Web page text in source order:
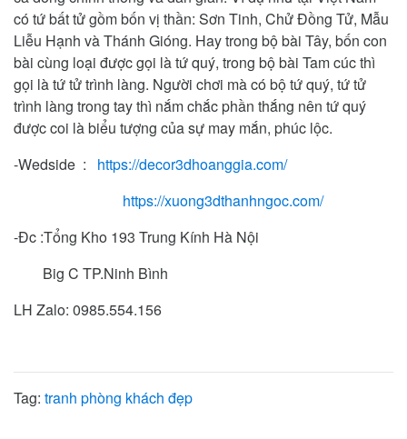
có tứ bất tử gồm bốn vị thần: Sơn Tinh, Chử Đồng Tử, Mẫu
Liễu Hạnh và Thánh Gióng. Hay trong bộ bài Tây, bốn con
bài cùng loại được gọi là tứ quý, trong bộ bài Tam cúc thì
gọi là tứ tử trình làng. Người chơi mà có bộ tứ quý, tứ tử
trình làng trong tay thì nắm chắc phần thắng nên tứ quý
được coi là biểu tượng của sự may mắn, phúc lộc.
-Wedside : https://decor3dhoanggia.com/
https://xuong3dthanhngoc.com/
-Đc :Tổng Kho 193 Trung Kính Hà Nội
Big C TP.Ninh Bình
LH Zalo: 0985.554.156
Tag: tranh phòng khách đẹp